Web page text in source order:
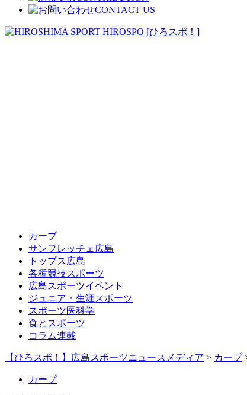
カープ
サンフレッチェ広島
トップス広島
各種競技スポーツ
広島スポーツイベント
ジュニア・生涯スポーツ
スポーツ医科学
食とスポーツ
コラム連載
【ひろスポ！】広島スポーツニュースメディア > カープ
カープ